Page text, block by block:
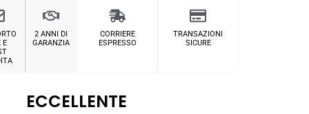
E
2 ANNI DI
GARANZIA
CORRIERE
ESPRESSO
TRANSAZIONI
SICURE
ECCELLENTE